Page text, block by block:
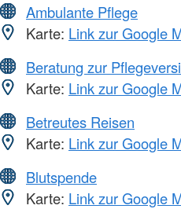
Ambulante Pflege
Karte: Link zur Google
Beratung zur
Karte: Link zur Google
Betreutes Reisen
Karte: Link zur Google
Blutspende
Karte: Link zur Google